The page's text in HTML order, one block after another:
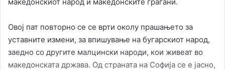
Овој пат повторно се се врти околу прашањето за
уставните измени, за впишување на бугарскиот народ,
заедно со другите малцински народи, кои живеат во
македонската држава. Од страната на Софија се е јасно,